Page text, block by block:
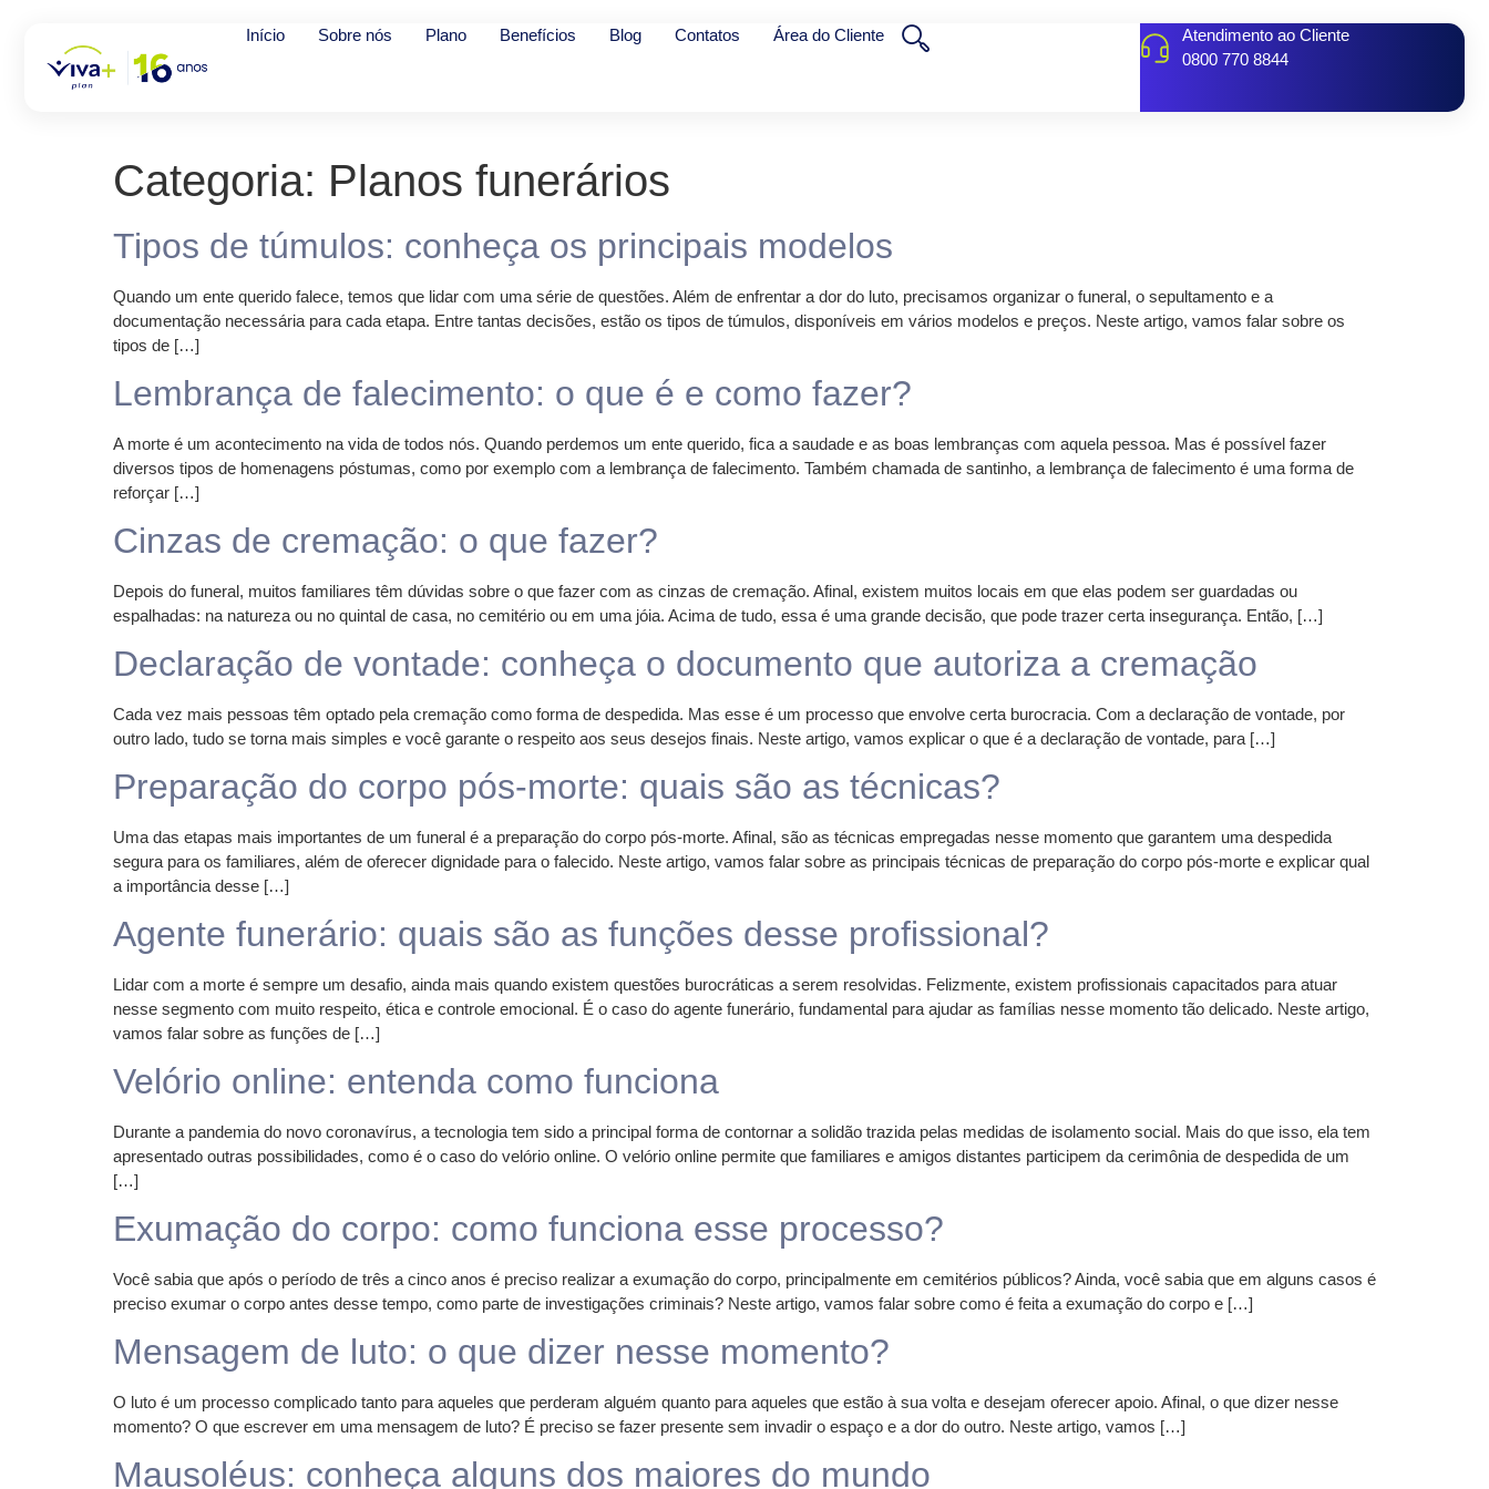
Início Sobre nós Plano Benefícios Blog Contatos Área do Cliente
Atendimento ao Cliente
0800 770 8844
Categoria: Planos funerários
Tipos de túmulos: conheça os principais modelos
Quando um ente querido falece, temos que lidar com uma série de questões. Além de enfrentar a dor do luto, precisamos organizar o funeral, o sepultamento e a
documentação necessária para cada etapa. Entre tantas decisões, estão os tipos de túmulos, disponíveis em vários modelos e preços. Neste artigo, vamos falar sobre os
tipos de […]
Lembrança de falecimento: o que é e como fazer?
A morte é um acontecimento na vida de todos nós. Quando perdemos um ente querido, fica a saudade e as boas lembranças com aquela pessoa. Mas é possível fazer
diversos tipos de homenagens póstumas, como por exemplo com a lembrança de falecimento. Também chamada de santinho, a lembrança de falecimento é uma forma de
reforçar […]
Cinzas de cremação: o que fazer?
Depois do funeral, muitos familiares têm dúvidas sobre o que fazer com as cinzas de cremação. Afinal, existem muitos locais em que elas podem ser guardadas ou
espalhadas: na natureza ou no quintal de casa, no cemitério ou em uma jóia. Acima de tudo, essa é uma grande decisão, que pode trazer certa insegurança. Então, […]
Declaração de vontade: conheça o documento que autoriza a cremação
Cada vez mais pessoas têm optado pela cremação como forma de despedida. Mas esse é um processo que envolve certa burocracia. Com a declaração de vontade, por
outro lado, tudo se torna mais simples e você garante o respeito aos seus desejos finais. Neste artigo, vamos explicar o que é a declaração de vontade, para […]
Preparação do corpo pós-morte: quais são as técnicas?
Uma das etapas mais importantes de um funeral é a preparação do corpo pós-morte. Afinal, são as técnicas empregadas nesse momento que garantem uma despedida
segura para os familiares, além de oferecer dignidade para o falecido. Neste artigo, vamos falar sobre as principais técnicas de preparação do corpo pós-morte e explicar qual
a importância desse […]
Agente funerário: quais são as funções desse profissional?
Lidar com a morte é sempre um desafio, ainda mais quando existem questões burocráticas a serem resolvidas. Felizmente, existem profissionais capacitados para atuar
nesse segmento com muito respeito, ética e controle emocional. É o caso do agente funerário, fundamental para ajudar as famílias nesse momento tão delicado. Neste artigo,
vamos falar sobre as funções de […]
Velório online: entenda como funciona
Durante a pandemia do novo coronavírus, a tecnologia tem sido a principal forma de contornar a solidão trazida pelas medidas de isolamento social. Mais do que isso, ela tem
apresentado outras possibilidades, como é o caso do velório online. O velório online permite que familiares e amigos distantes participem da cerimônia de despedida de um
[…]
Exumação do corpo: como funciona esse processo?
Você sabia que após o período de três a cinco anos é preciso realizar a exumação do corpo, principalmente em cemitérios públicos? Ainda, você sabia que em alguns casos é
preciso exumar o corpo antes desse tempo, como parte de investigações criminais? Neste artigo, vamos falar sobre como é feita a exumação do corpo e […]
Mensagem de luto: o que dizer nesse momento?
O luto é um processo complicado tanto para aqueles que perderam alguém quanto para aqueles que estão à sua volta e desejam oferecer apoio. Afinal, o que dizer nesse
momento? O que escrever em uma mensagem de luto? É preciso se fazer presente sem invadir o espaço e a dor do outro. Neste artigo, vamos […]
Mausoléus: conheça alguns dos maiores do mundo